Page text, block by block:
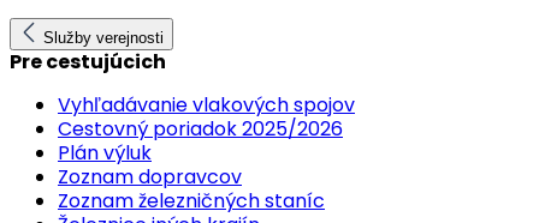
Služby verejnosti
Pre cestujúcich
Vyhľadávanie vlakových spojov
Cestovný poriadok 2025/2026
Plán výluk
Zoznam dopravcov
Zoznam železničných staníc